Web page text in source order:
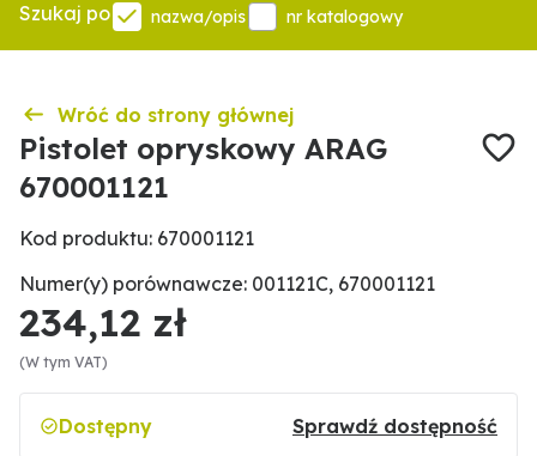
Szukaj po nazwa/opis nr katalogowy
Wróć do strony głównej
Pistolet opryskowy ARAG
670001121
Kod produktu: 670001121
Numer(y) porównawcze: 001121C, 670001121
234,12 zł
(W tym VAT)
Dostępny Sprawdź dostępność